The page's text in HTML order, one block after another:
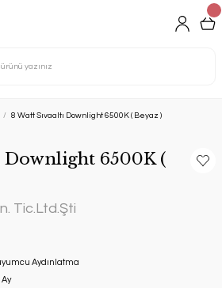
8 Watt Sıvaaltı Downlight 6500K ( Beyaz )
Downlight 6500K (
Tic.Ltd.Şti
Aydınlatma
Ay